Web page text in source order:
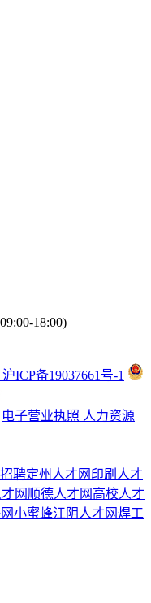
18:00)
ICP备19037661号-1
电子营业执照 人力资源
聘定州人才网 印刷人才
网 顺德人才网 高校人才
小蜜蜂江阴人才网焊工